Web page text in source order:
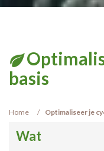
basis
Home Optimaliseer je
Wat